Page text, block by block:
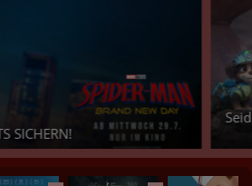
PATROL: DER DINO FILM
ein dino-starkes Abenteuer? - Dann
Euch jetzt Eure Tickets!